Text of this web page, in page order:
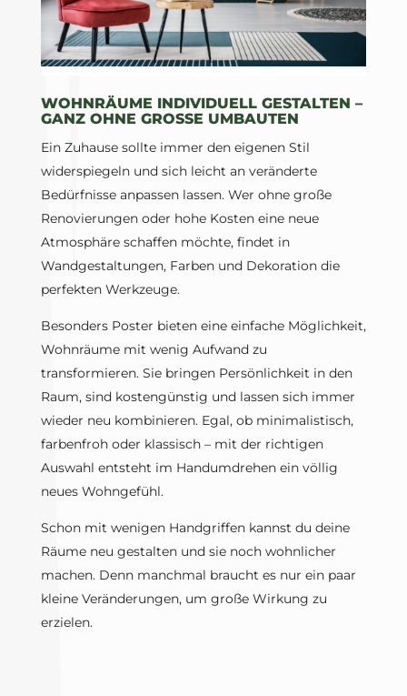
WOHNRÄUME INDIVIDUELL GESTALTEN –
GANZ OHNE GROSSE UMBAUTEN
Ein Zuhause sollte immer den eigenen Stil
widerspiegeln und sich leicht an veränderte
Bedürfnisse anpassen lassen. Wer ohne große
Renovierungen oder hohe Kosten eine neue
Atmosphäre schaffen möchte, findet in
Wandgestaltungen, Farben und Dekoration die
perfekten Werkzeuge.
Besonders Poster bieten eine einfache Möglichkeit,
Wohnräume mit wenig Aufwand zu
transformieren. Sie bringen Persönlichkeit in den
Raum, sind kostengünstig und lassen sich immer
wieder neu kombinieren. Egal, ob minimalistisch,
farbenfroh oder klassisch – mit der richtigen
Auswahl entsteht im Handumdrehen ein völlig
neues Wohngefühl.
Schon mit wenigen Handgriffen kannst du deine
Räume neu gestalten und sie noch wohnlicher
machen. Denn manchmal braucht es nur ein paar
kleine Veränderungen, um große Wirkung zu
erzielen.